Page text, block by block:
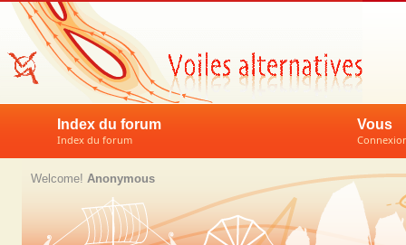
Index du forum
Index du forum
Vous
Welcome! Anonymous